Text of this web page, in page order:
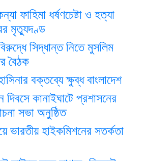
ফাহিমা ধর্ষণচেষ্টা ও হত্যা
মৃত্যুদণ্ড
সিদ্ধান্ত নিতে মুসলিম
বৈঠক
বক্তব্যে ক্ষুব্ধ বাংলাদেশ
কানাইঘাটে প্রশাসনের
সভা অনুষ্ঠিত
ভারতীয় হাইকমিশনের সতর্কতা